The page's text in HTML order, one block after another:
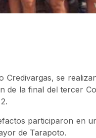
se
de la final del tercer
participaron en
de Tarapoto.